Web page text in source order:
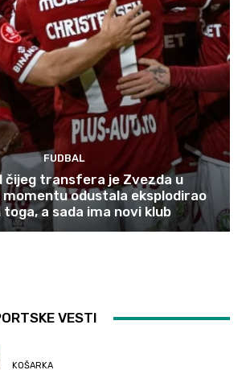
FUDBAL
čijeg transfera je Zvezda u
momentu odustala eksplodirao
toga, a sada ima novi klub
VESTI
KOŠARKA